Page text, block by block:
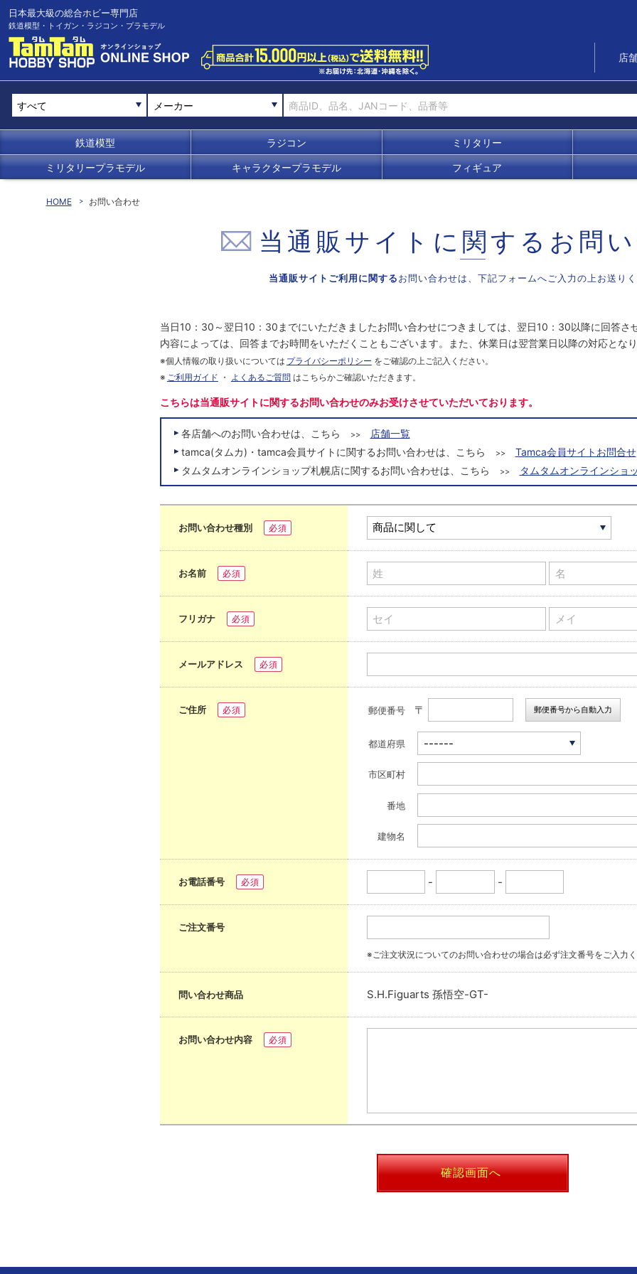
日本最大級の総合ホビー専門店
鉄道模型・トイガン・ラジコン・プラモデル
店
メーカー
鉄道模型 ラジコン ミリタリー
ミリタリープラモデル キャラクタープラモデル フィギュア
HOME お問い合わせ
当通販サイトに関する お問
当通販サイトご利用に関するお問い合わせは、 下記フォームへご入力の上お送り
当日10：30～翌日10：30までにいただきましたお問い合わせにつきましては、翌日10：30以降に回答さ
内容によっては、回答までお時間をいただくこともございます。また、休業日は翌営業日以降の対応とな
※個人情報の取り扱いについては プライバシーポリシー をご確認の上ご記入ください。
※ ご利用ガイド ・ よくあるご質問 はこちらかご確認いただきます。
こちらは当通販サイトに関するお問い合わせのみお受けさせていただいております。
各店舗へのお問い合わせは、こちら >>
店舗一覧
tamca(タムカ)・tamca会員サイトに関するお問い合わせは、こちら
>>
Tamca会員サイトお問合せ
タムタムオンラインショップ札幌店に関するお問い合わせは、こちら
>> タムタムオンラインショ
お問い合わせ種別 必須
お名前 必須
フリガナ 必須
メールアドレス 必須
ご住所 必須 郵便番号 〒 郵便番号から自動入力
都道府県
市区町村
番地
建物名
お電話番号 必須 - -
ご注文番号
※ご注文状況についてのお問い合わせの場合は必ず注文番号をご入力
問い合わせ商品 S.H.Figuarts 孫悟空-GT-
お問い合わせ内容 必須
確認画面へ